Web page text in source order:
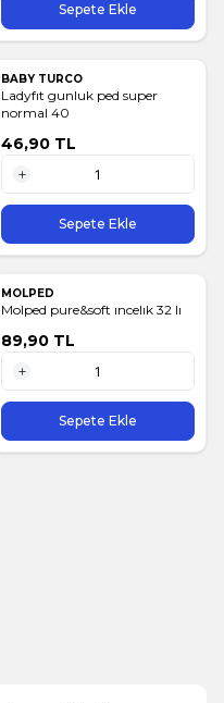
Sepete Ekle
BABY TURCO
Ladyfıt gunluk ped super
normal 40
46,90 TL
1 Adet
Sepete Ekle
MOLPED
Molped pure&soft ıncelık 32 lı
89,90 TL
1 Adet
Sepete Ekle